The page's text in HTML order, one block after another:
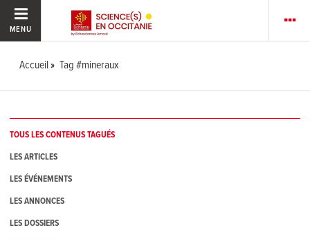
MENU
Accueil Tag #mineraux
TOUS LES CONTENUS TAGUÉS
LES ARTICLES
LES ÉVÉNEMENTS
LES ANNONCES
LES DOSSIERS